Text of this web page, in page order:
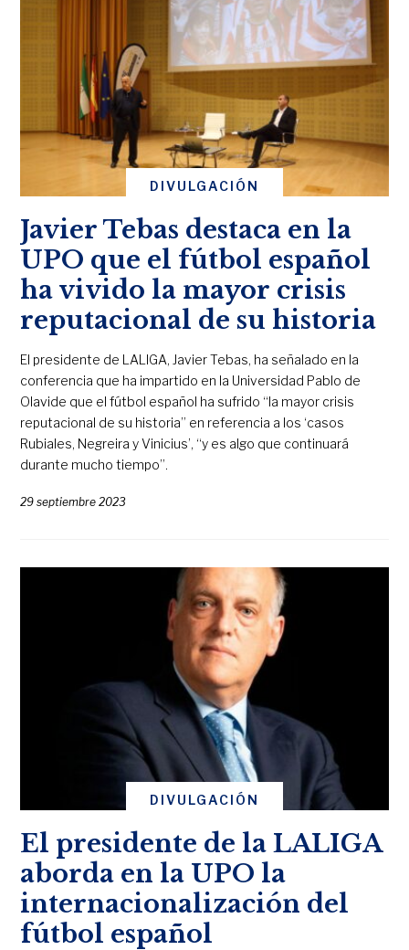
DIVULGACIÓN
Javier Tebas destaca en la
UPO que el fútbol español
ha vivido la mayor crisis
reputacional de su historia
El presidente de LALIGA, Javier Tebas, ha señalado en la
conferencia que ha impartido en la Universidad Pablo de
Olavide que el fútbol español ha sufrido “la mayor crisis
reputacional de su historia” en referencia a los ‘casos
Rubiales, Negreira y Vinicius’, “y es algo que continuará
durante mucho tiempo”.
29 septiembre 2023
DIVULGACIÓN
El presidente de la LALIGA
aborda en la UPO la
internacionalización del
fútbol español